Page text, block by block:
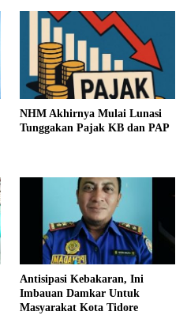
NHM Akhirnya Mulai Lunasi
Tunggakan Pajak KB dan PAP
Antisipasi Kebakaran, Ini
Imbauan Damkar Untuk
Masyarakat Kota Tidore